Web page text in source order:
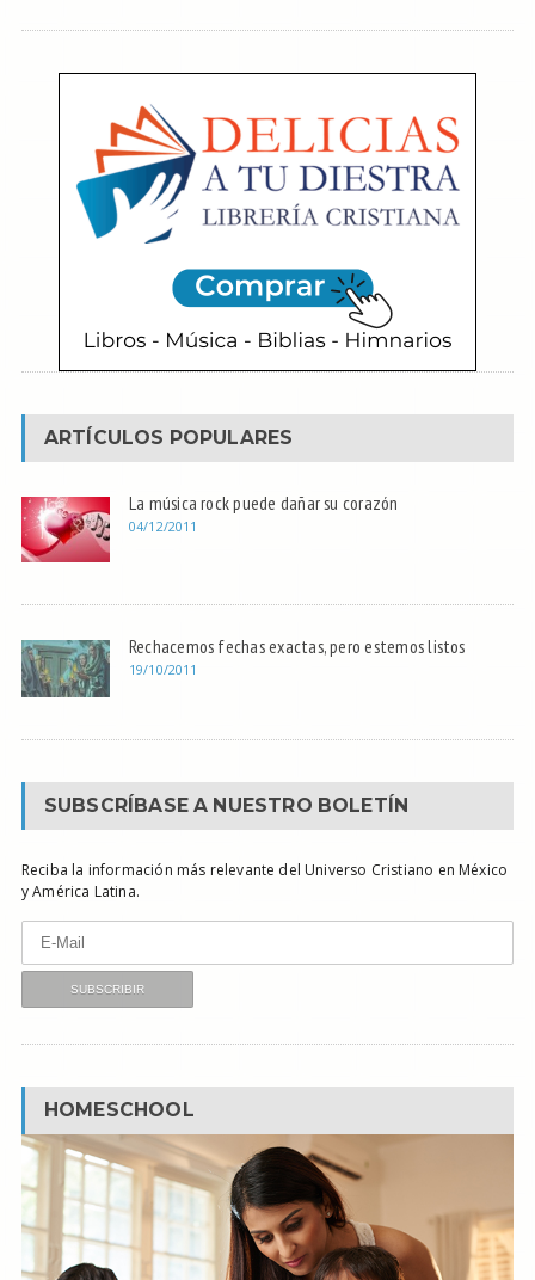
ARTÍCULOS POPULARES
La música rock puede dañar su corazón
04/12/2011
Rechacemos fechas exactas, pero estemos listos
19/10/2011
SUBSCRÍBASE A NUESTRO BOLETÍN
Reciba la información más relevante del Universo Cristiano en México
y América Latina.
HOMESCHOOL